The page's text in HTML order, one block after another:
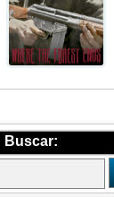
Buscar: